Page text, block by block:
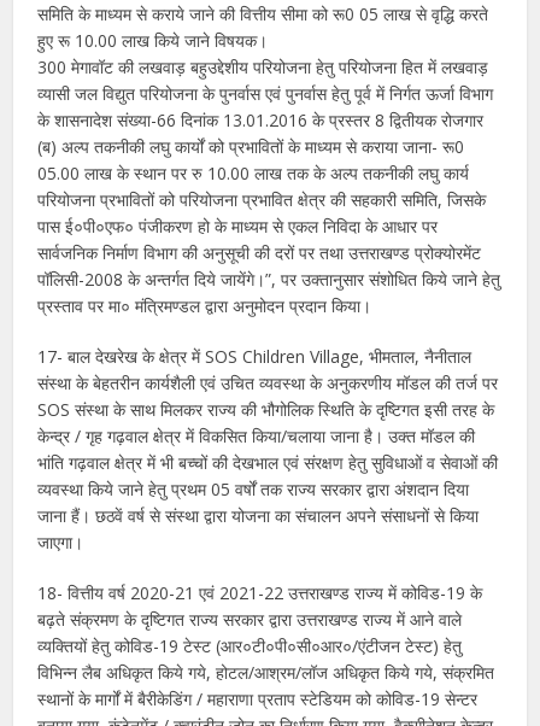
समिति के माध्यम से कराये जाने की वित्तीय सीमा को रू0 05 लाख से वृद्धि करते
हुए रू 10.00 लाख किये जाने विषयक।
300 मेगावॉट की लखवाड़ बहुउद्देशीय परियोजना हेतु परियोजना हित में लखवाड़
व्यासी जल विद्युत परियोजना के पुनर्वास एवं पुनर्वास हेतु पूर्व में निर्गत ऊर्जा विभाग
के शासनादेश संख्या-66 दिनांक 13.01.2016 के प्रस्तर 8 द्वितीयक रोजगार
(ब) अल्प तकनीकी लघु कार्यों को प्रभावितों के माध्यम से कराया जाना- रू0
05.00 लाख के स्थान पर रु 10.00 लाख तक के अल्प तकनीकी लघु कार्य
परियोजना प्रभावितों को परियोजना प्रभावित क्षेत्र की सहकारी समिति, जिसके
पास ई०पी०एफ० पंजीकरण हो के माध्यम से एकल निविदा के आधार पर
सार्वजनिक निर्माण विभाग की अनुसूची की दरों पर तथा उत्तराखण्ड प्रोक्योरमेंट
पॉलिसी-2008 के अन्तर्गत दिये जायेंगे।”, पर उक्तानुसार संशोधित किये जाने हेतु
प्रस्ताव पर मा० मंत्रिमण्डल द्वारा अनुमोदन प्रदान किया।
17- बाल देखरेख के क्षेत्र में SOS Children Village, भीमताल, नैनीताल
संस्था के बेहतरीन कार्यशैली एवं उचित व्यवस्था के अनुकरणीय मॉडल की तर्ज पर
SOS संस्था के साथ मिलकर राज्य की भौगोलिक स्थिति के दृष्टिगत इसी तरह के
केन्द्र / गृह गढ़वाल क्षेत्र में विकसित किया/चलाया जाना है। उक्त मॉडल की
भांति गढ़वाल क्षेत्र में भी बच्चों की देखभाल एवं संरक्षण हेतु सुविधाओं व सेवाओं की
व्यवस्था किये जाने हेतु प्रथम 05 वर्षों तक राज्य सरकार द्वारा अंशदान दिया
जाना हैं। छठवें वर्ष से संस्था द्वारा योजना का संचालन अपने संसाधनों से किया
जाएगा।
18- वित्तीय वर्ष 2020-21 एवं 2021-22 उत्तराखण्ड राज्य में कोविड-19 के
बढ़ते संक्रमण के दृष्टिगत राज्य सरकार द्वारा उत्तराखण्ड राज्य में आने वाले
व्यक्तियों हेतु कोविड-19 टेस्ट (आर०टी०पी०सी०आर०/एंटीजन टेस्ट) हेतु
विभिन्न लैब अधिकृत किये गये, होटल/आश्रम/लॉज अधिकृत किये गये, संक्रमित
स्थानों के मार्गों में बैरीकेडिंग / महाराणा प्रताप स्टेडियम को कोविड-19 सेन्टर